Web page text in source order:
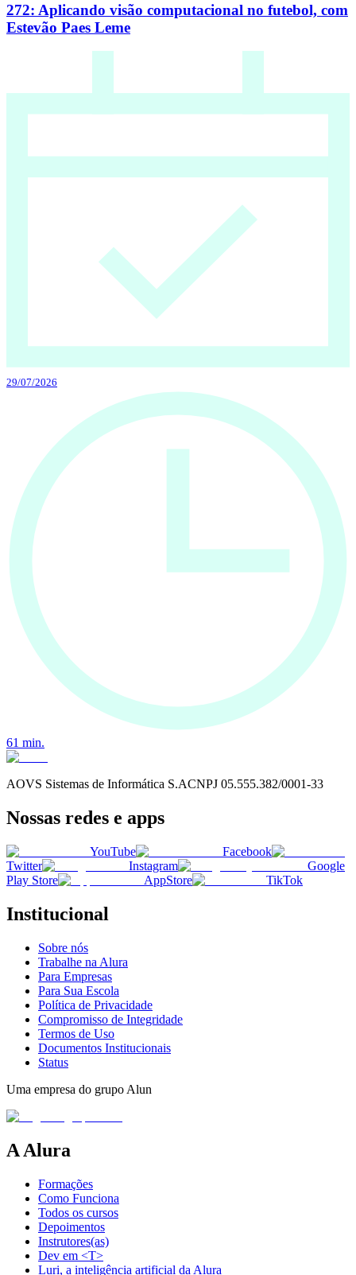
272: Aplicando visão computacional no futebol, com
Estevão Paes Leme
29/07/2026
61 min.
AOVS Sistemas de Informática S.ACNPJ 05.555.382/0001-33
Nossas redes e apps
YouTube
Facebook
Twitter
Instagram
Google
Play Store
AppStore TikTok
Institucional
Sobre nós
Trabalhe na Alura
Para Empresas
Para Sua Escola
Política de Privacidade
Compromisso de Integridade
Termos de Uso
Documentos Institucionais
Status
Uma empresa do grupo Alun
A Alura
Formações
Como Funciona
Todos os cursos
Depoimentos
Instrutores(as)
Dev em <T>
Luri, a inteligência artificial da Alura